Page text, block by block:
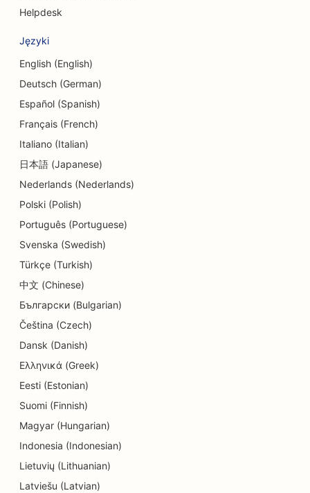
SEO dla usług doradztwa w zakresie zadłużenia
SEO dla usług wymiany walut
SEO dla studiów tańca
SEO dla usług dermabrazji
SEO dla ośrodków opieki dziennej
SEO dla klinik dentystycznych
SEO dla sklepów z detalami
SEO dla restauracji
SEO dla sklepów z babeczkami
SEO dla sklepów z pączkami
SEO dla elektryków
SEO dla pralni chemicznych
SEO dla sklepów z elektroniką
SEO dla endodontów
SEO dla rozrywki i rekreacji
SEO dla escape roomów
Helpdesk
Języki
English (English)
Deutsch (German)
Español (Spanish)
Français (French)
Italiano (Italian)
日本語 (Japanese)
Nederlands (Nederlands)
Polski (Polish)
Português (Portuguese)
Svenska (Swedish)
Türkçe (Turkish)
中文 (Chinese)
Български (Bulgarian)
Čeština (Czech)
Dansk (Danish)
Ελληνικά (Greek)
Eesti (Estonian)
Suomi (Finnish)
Magyar (Hungarian)
Indonesia (Indonesian)
Lietuvių (Lithuanian)
Latviešu (Latvian)